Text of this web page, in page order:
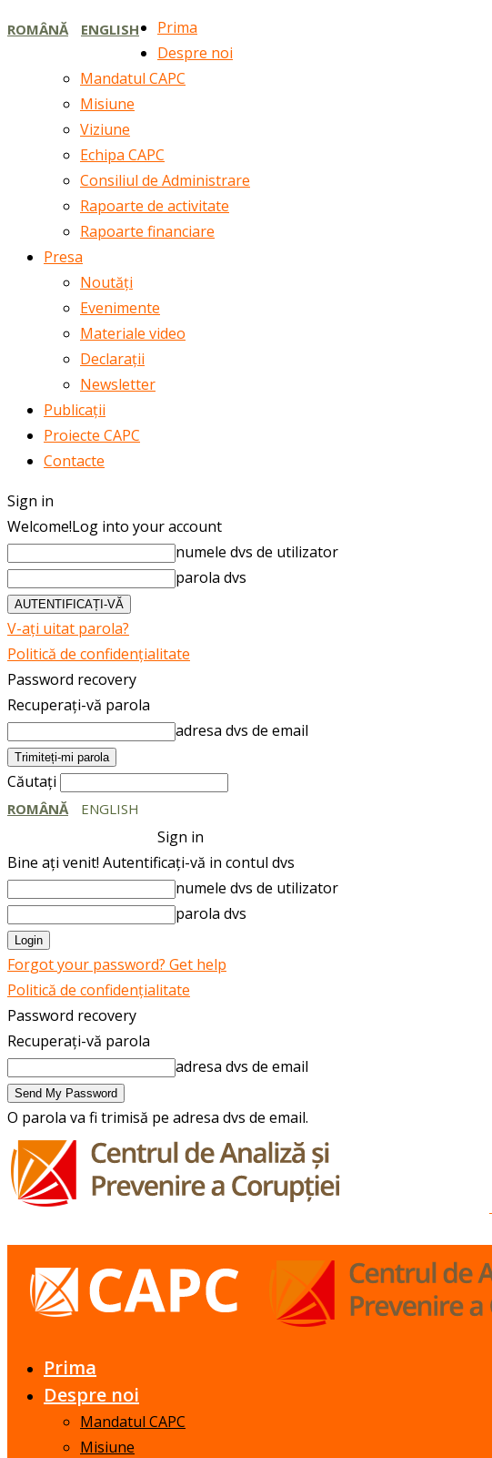
ROMÂNĂ ENGLISH
Prima
Despre noi
Mandatul CAPC
Misiune
Viziune
Echipa CAPC
Consiliul de Administrare
Rapoarte de activitate
Rapoarte financiare
Presa
Noutăți
Evenimente
Materiale video
Declarații
Newsletter
Publicații
Proiecte CAPC
Contacte
Sign in
Welcome!Log into your account
numele dvs de utilizator
parola dvs
V-ați uitat parola?
Politică de confidențialitate
Password recovery
Recuperați-vă parola
adresa dvs de email
Căutați
ROMÂNĂ ENGLISH
Sign in
Bine ați venit! Autentificați-vă in contul dvs
numele dvs de utilizator
parola dvs
Forgot your password? Get help
Politică de confidențialitate
Password recovery
Recuperați-vă parola
adresa dvs de email
O parola va fi trimisă pe adresa dvs de email.
Prima
Despre noi
Mandatul CAPC
Misiune